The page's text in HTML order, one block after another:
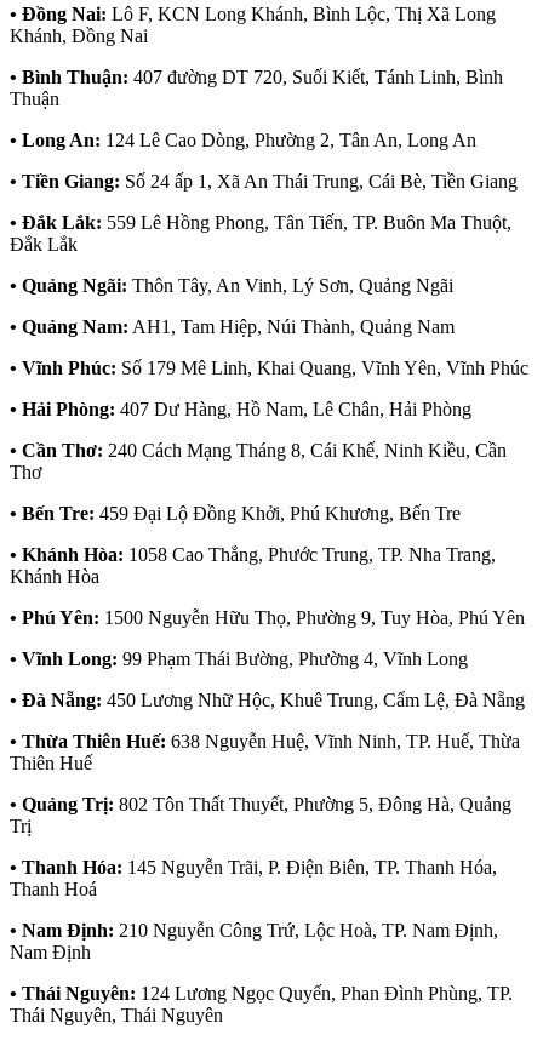
• Đồng Nai: Lô F, KCN Long Khánh, Bình Lộc, Thị Xã Long
Khánh, Đồng Nai
• Bình Thuận: 407 đường DT 720, Suối Kiết, Tánh Linh, Bình
Thuận
• Long An: 124 Lê Cao Dòng, Phường 2, Tân An, Long An
• Tiền Giang: Số 24 ấp 1, Xã An Thái Trung, Cái Bè, Tiền Giang
• Đắk Lắk: 559 Lê Hồng Phong, Tân Tiến, TP. Buôn Ma Thuột,
Đắk Lắk
• Quảng Ngãi: Thôn Tây, An Vinh, Lý Sơn, Quảng Ngãi
• Quảng Nam: AH1, Tam Hiệp, Núi Thành, Quảng Nam
• Vĩnh Phúc: Số 179 Mê Linh, Khai Quang, Vĩnh Yên, Vĩnh Phúc
• Hải Phòng: 407 Dư Hàng, Hồ Nam, Lê Chân, Hải Phòng
• Cần Thơ: 240 Cách Mạng Tháng 8, Cái Khế, Ninh Kiều, Cần
Thơ
• Bến Tre: 459 Đại Lộ Đồng Khởi, Phú Khương, Bến Tre
• Khánh Hòa: 1058 Cao Thắng, Phước Trung, TP. Nha Trang,
Khánh Hòa
• Phú Yên: 1500 Nguyễn Hữu Thọ, Phường 9, Tuy Hòa, Phú Yên
• Vĩnh Long: 99 Phạm Thái Bường, Phường 4, Vĩnh Long
• Đà Nẵng: 450 Lương Nhữ Hộc, Khuê Trung, Cẩm Lệ, Đà Nẵng
• Thừa Thiên Huế: 638 Nguyễn Huệ, Vĩnh Ninh, TP. Huế, Thừa
Thiên Huế
• Quảng Trị: 802 Tôn Thất Thuyết, Phường 5, Đông Hà, Quảng
Trị
• Thanh Hóa: 145 Nguyễn Trãi, P. Điện Biên, TP. Thanh Hóa,
Thanh Hoá
• Nam Định: 210 Nguyễn Công Trứ, Lộc Hoà, TP. Nam Định,
Nam Định
• Thái Nguyên: 124 Lương Ngọc Quyến, Phan Đình Phùng, TP.
Thái Nguyên, Thái Nguyên